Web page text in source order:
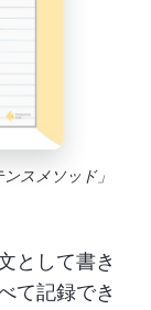
スメソッド」
として書き
て記録でき